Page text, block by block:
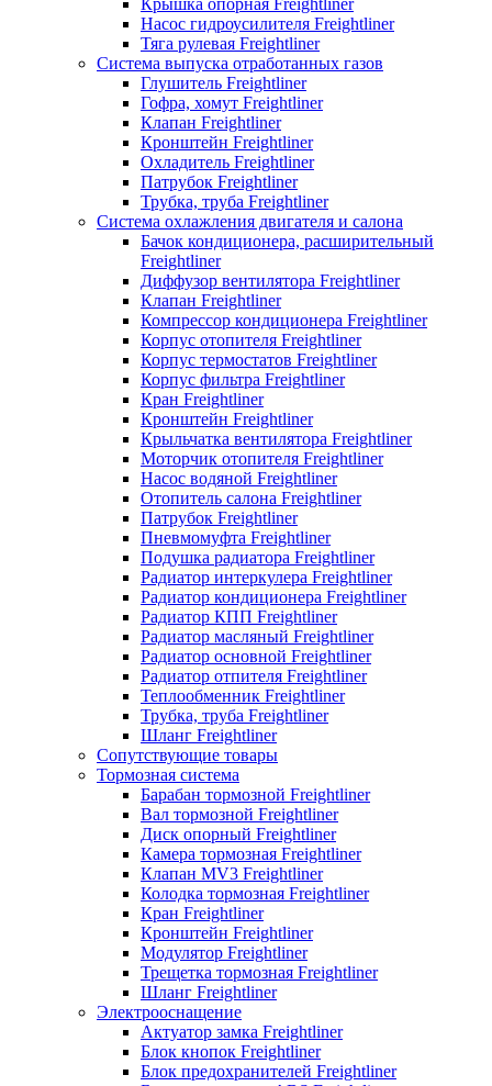
Насос гидроусилителя Freightliner
Тяга рулевая Freightliner
Система выпуска отработанных газов
Глушитель Freightliner
Гофра, хомут Freightliner
Клапан Freightliner
Кронштейн Freightliner
Охладитель Freightliner
Патрубок Freightliner
Трубка, труба Freightliner
Система охлажления двигателя и салона
Бачок кондиционера, расширительный
Freightliner
Диффузор вентилятора Freightliner
Клапан Freightliner
Компрессор кондиционера Freightliner
Корпус отопителя Freightliner
Корпус термостатов Freightliner
Корпус фильтра Freightliner
Кран Freightliner
Кронштейн Freightliner
Крыльчатка вентилятора Freightliner
Моторчик отопителя Freightliner
Насос водяной Freightliner
Отопитель салона Freightliner
Патрубок Freightliner
Пневмомуфта Freightliner
Подушка радиатора Freightliner
Радиатор интеркулера Freightliner
Радиатор кондиционера Freightliner
Радиатор КПП Freightliner
Радиатор масляный Freightliner
Радиатор основной Freightliner
Радиатор отпителя Freightliner
Теплообменник Freightliner
Трубка, труба Freightliner
Шланг Freightliner
Сопутствующие товары
Тормозная система
Барабан тормозной Freightliner
Вал тормозной Freightliner
Диск опорный Freightliner
Камера тормозная Freightliner
Клапан MV3 Freightliner
Колодка тормозная Freightliner
Кран Freightliner
Кронштейн Freightliner
Модулятор Freightliner
Трещетка тормозная Freightliner
Шланг Freightliner
Электрооснащение
Актуатор замка Freightliner
Блок кнопок Freightliner
Блок предохранителей Freightliner